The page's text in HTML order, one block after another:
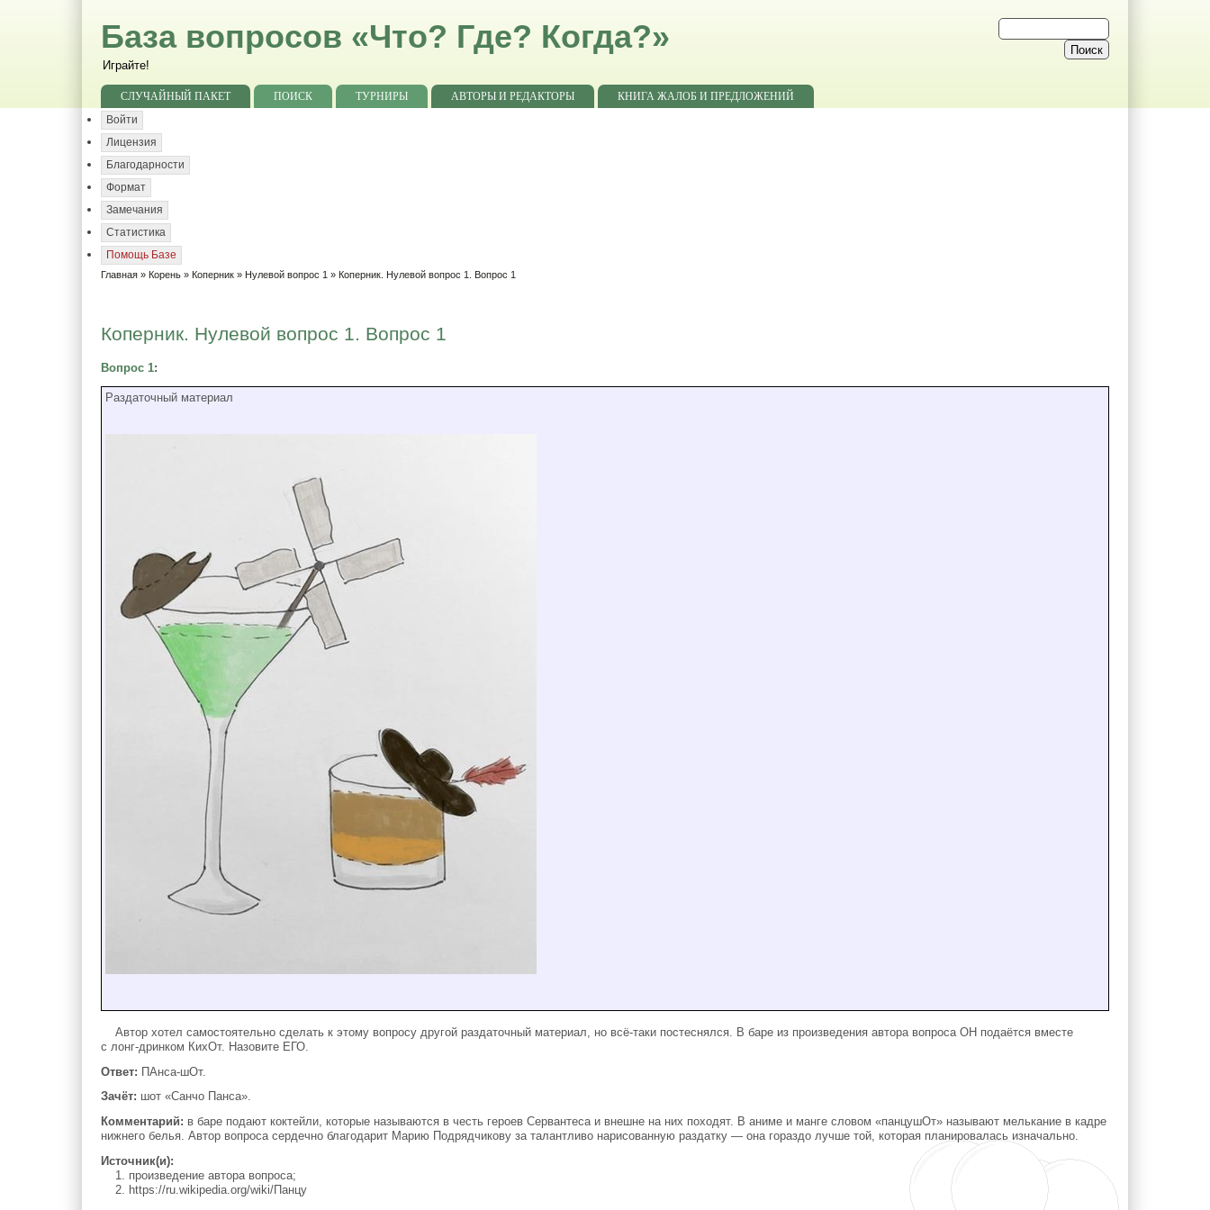
База вопросов «Что? Где? Когда?»
Играйте!
СЛУЧАЙНЫЙ ПАКЕТ ПОИСК ТУРНИРЫ АВТОРЫ И РЕДАКТОРЫ
КНИГА ЖАЛОБ И ПРЕДЛОЖЕНИЙ
Войти
Лицензия
Благодарности
Формат
Замечания
Статистика
Помощь Базе
Главная » Корень » Коперник » Нулевой вопрос 1 » Коперник. Нулевой вопрос 1. Вопрос 1
Коперник. Нулевой вопрос 1. Вопрос 1
Вопрос 1:
Раздаточный материал
Автор хотел самостоятельно сделать к этому вопросу другой раздаточный материал, но всё-таки постеснялся. В баре из произведения автора вопроса ОН подаётся вместе
с лонг-дринком КихОт. Назовите ЕГО.
Ответ: ПАнса-шОт.
Зачёт: шот «Санчо Панса».
Комментарий: в баре подают коктейли, которые называются в честь героев Сервантеса и внешне на них походят. В аниме и манге словом «панцушОт» называют мелькание в кадре
нижнего белья. Автор вопроса сердечно благодарит Марию Подрядчикову за талантливо нарисованную раздатку — она гораздо лучше той, которая планировалась изначально.
Источник(и):
1. произведение автора вопроса;
2. https://ru.wikipedia.org/wiki/Панцу